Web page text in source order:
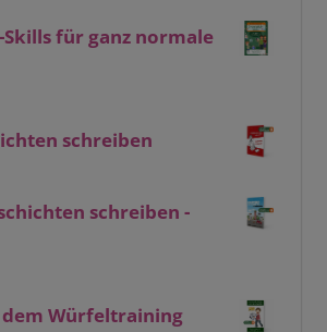
für ganz normale
schreiben
schreiben -
Würfeltraining